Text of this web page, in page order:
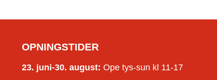
OPNINGSTIDER
23. juni-30. august: Ope tys-sun kl 11-17